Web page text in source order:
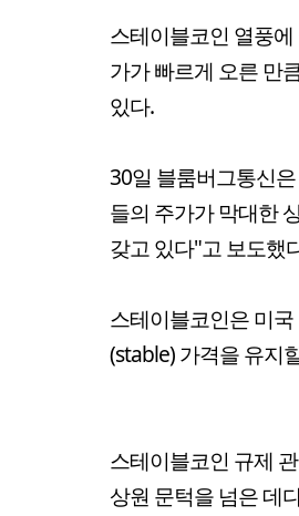
스테이블코인 열풍
가가 빠르게 오른 만
있다.
30일 블룸버그통신
들의 주가가 막대한
갖고 있다"고 보도했
스테이블코인은 미
(stable) 가격을 유지
스테이블코인 규제
상원 문턱을 넘은 데